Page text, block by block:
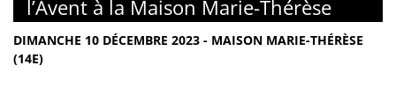
l’Avent à la Maison Marie-Thérèse
DIMANCHE 10 DÉCEMBRE 2023 - MAISON MARIE-THÉRÈSE
(14E)